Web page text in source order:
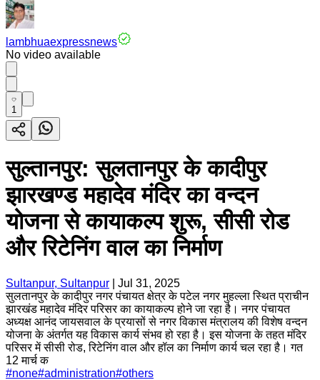
lambhuaexpressnews
No video available
1
सुल्तानपुर: सुलतानपुर के कादीपुर
झारखण्ड महादेव मंदिर का वन्दन
योजना से कायाकल्प शुरू, सीसी रोड
और रिटेनिंग वाल का निर्माण
Sultanpur, Sultanpur
Jul 31, 2025
सुलतानपुर के कादीपुर नगर पंचायत क्षेत्र के पटेल नगर मुहल्ला स्थित प्राचीन
झारखंड महादेव मंदिर परिसर का कायाकल्प होने जा रहा है। नगर पंचायत
अध्यक्ष आनंद जायसवाल के प्रयासों से नगर विकास मंत्रालय की विशेष वन्दन
योजना के अंतर्गत यह विकास कार्य संभव हो रहा है। इस योजना के तहत मंदिर
परिसर में सीसी रोड, रिटेनिंग वाल और हॉल का निर्माण कार्य चल रहा है। गत
12 मार्च क
#none#administration#others